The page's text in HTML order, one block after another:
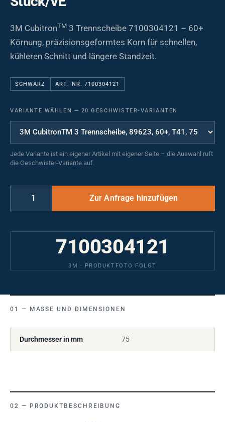
3M CubitronTM 3 Trennscheibe 7100304121 – 60+
Körnung, präzisionsgeformtes Korn für schnellen,
kühleren Schnitt und längere Standzeit.
SCHWARZ ART.-NR. 7100304121
VARIANTE WÄHLEN — 20 GESCHWISTER-VARIANTEN
Jede Variante ist ein eigener Artikel mit eigener Seite – die Auswahl ruft
die Geschwister-Variante auf.
7100304121
3M · PRODUKTFOTO FOLGT
MASSE UND DIMENSIONEN
Durchmesser in mm 75
PRODUKTBESCHREIBUNG